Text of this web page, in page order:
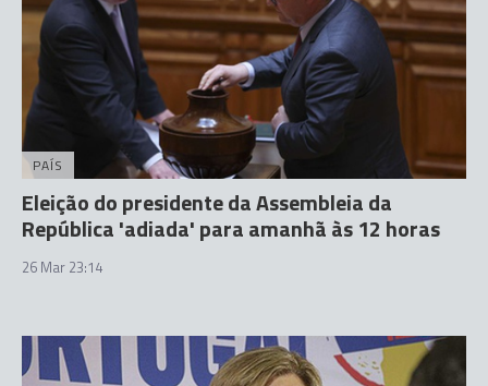
PAÍS
Eleição do presidente da Assembleia da
República 'adiada' para amanhã às 12 horas
26 Mar 23:14